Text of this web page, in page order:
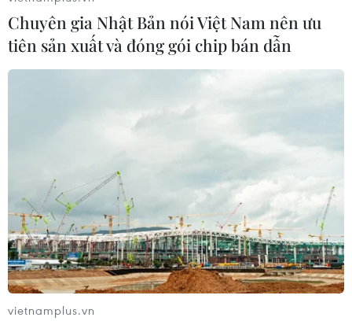
Chuyên gia WB đánh giá cao vốn
tín dụng chính sách dành cho hộ nghèo
18/08/2020 03:56
Chuyên gia Nhật Bản nói Việt Nam nên ưu
tiên sản xuất và đóng gói chip bán dẫn
vietnamplus.vn